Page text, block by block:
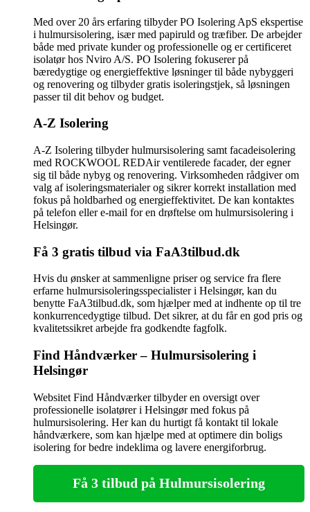
Med over 20 års erfaring tilbyder PO Isolering ApS ekspertise
i hulmursisolering, især med papiruld og træfiber. De arbejder
både med private kunder og professionelle og er certificeret
isolatør hos Nviro A/S. PO Isolering fokuserer på
bæredygtige og energieffektive løsninger til både nybyggeri
og renovering og tilbyder gratis isoleringstjek, så løsningen
passer til dit behov og budget.
A-Z Isolering
A-Z Isolering tilbyder hulmursisolering samt facadeisolering
med ROCKWOOL REDAir ventilerede facader, der egner
sig til både nybyg og renovering. Virksomheden rådgiver om
valg af isoleringsmaterialer og sikrer korrekt installation med
fokus på holdbarhed og energieffektivitet. De kan kontaktes
på telefon eller e-mail for en drøftelse om hulmursisolering i
Helsingør.
Få 3 gratis tilbud via FaA3tilbud.dk
Hvis du ønsker at sammenligne priser og service fra flere
erfarne hulmursisoleringsspecialister i Helsingør, kan du
benytte FaA3tilbud.dk, som hjælper med at indhente op til tre
konkurrencedygtige tilbud. Det sikrer, at du får en god pris og
kvalitetssikret arbejde fra godkendte fagfolk.
Find Håndværker – Hulmursisolering i
Helsingør
Websitet Find Håndværker tilbyder en oversigt over
professionelle isolatører i Helsingør med fokus på
hulmursisolering. Her kan du hurtigt få kontakt til lokale
håndværkere, som kan hjælpe med at optimere din boligs
isolering for bedre indeklima og lavere energiforbrug.
Få 3 tilbud på Hulmursisolering